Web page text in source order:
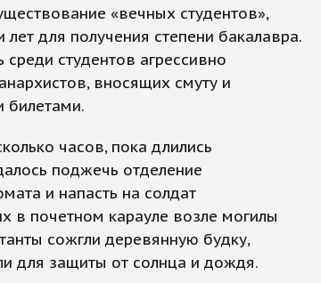
«вечных студентов»,
для получения степени бакалавра.
студентов агрессивно
вносящих смуту и
билетами.
часов, пока длились
поджечь отделение
и напасть на солдат
в почетном карауле возле могилы
сожгли деревянную будку,
для защиты от солнца и дождя.